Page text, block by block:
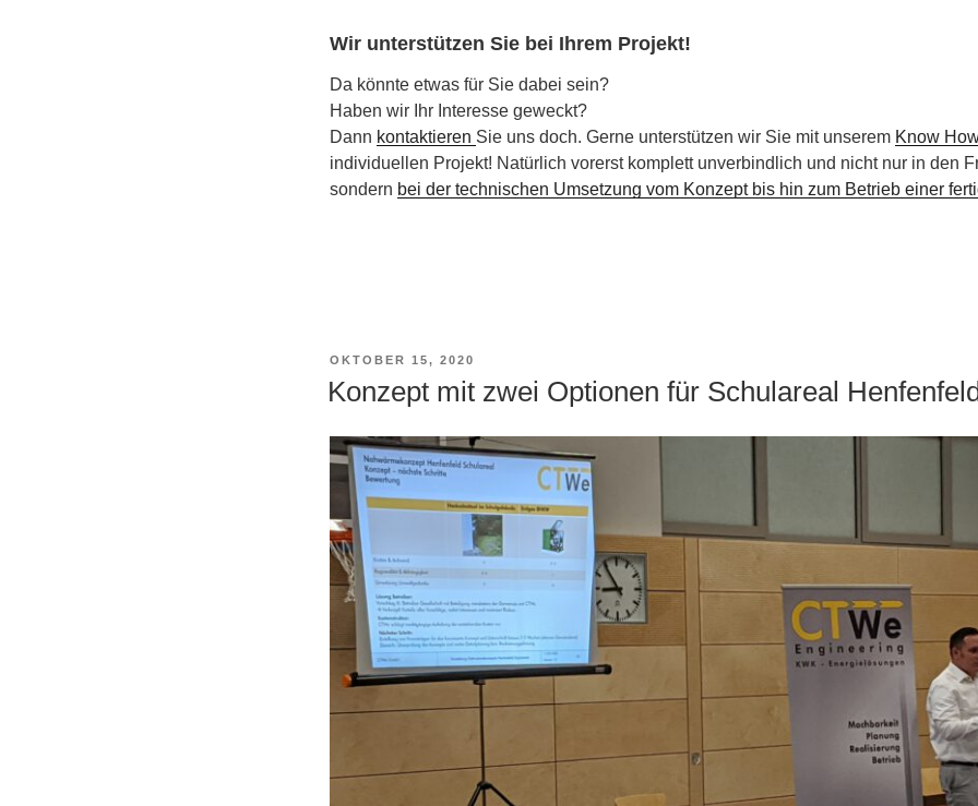
Wir unterstützen Sie bei Ihrem Projekt!
Da könnte etwas für Sie dabei sein?
Haben wir Ihr Interesse geweckt?
Dann kontaktieren Sie uns doch. Gerne unterstützen wir Sie mit unserem Know
individuellen Projekt! Natürlich vorerst komplett unverbindlich und nicht nur in den
sondern bei der technischen Umsetzung vom Konzept bis hin zum Betrieb einer
VERÖFFENTLICHT
OKTOBER 15, 2020
Konzept mit zwei Optionen für Schulareal